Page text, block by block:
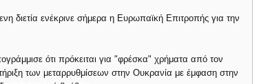
διετία ενέκρινε σήμερα η Ευρωπαϊκή Επιτροπής για την
ότι πρόκειται για "φρέσκα" χρήματα από τον
των μεταρρυθμίσεων στην Ουκρανία με έμφαση στην